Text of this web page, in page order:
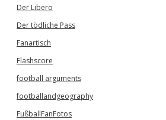
Der Libero
Der tödliche Pass
Fanartisch
Flashscore
football arguments
footballandgeography
FußballFanFotos